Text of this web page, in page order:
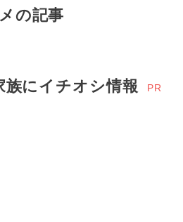
の記事
にイチオシ情報 PR